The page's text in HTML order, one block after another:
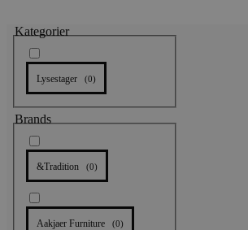
Kategorier
Lysestager (0)
Brands
&Tradition (0)
Aakjaer Furniture (0)